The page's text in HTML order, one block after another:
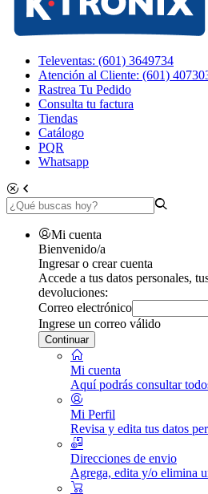
Televentas: (601) 3649734
Atención al Cliente: (601)
Rastrea Tu Pedido
Consulta tu factura
Tiendas
Catálogo
PQR
Whatsapp
Mi cuenta
Bienvenido/a
Ingresar o crear cuenta
Accede a tus datos personales,
devoluciones:
Correo electrónico
Ingrese un correo válido
Continuar
Mi cuenta
Aquí podrás consultar
Mi Perfil
Revisa y edita tus datos
Direcciones de envio
Agrega, edita y/o elimina